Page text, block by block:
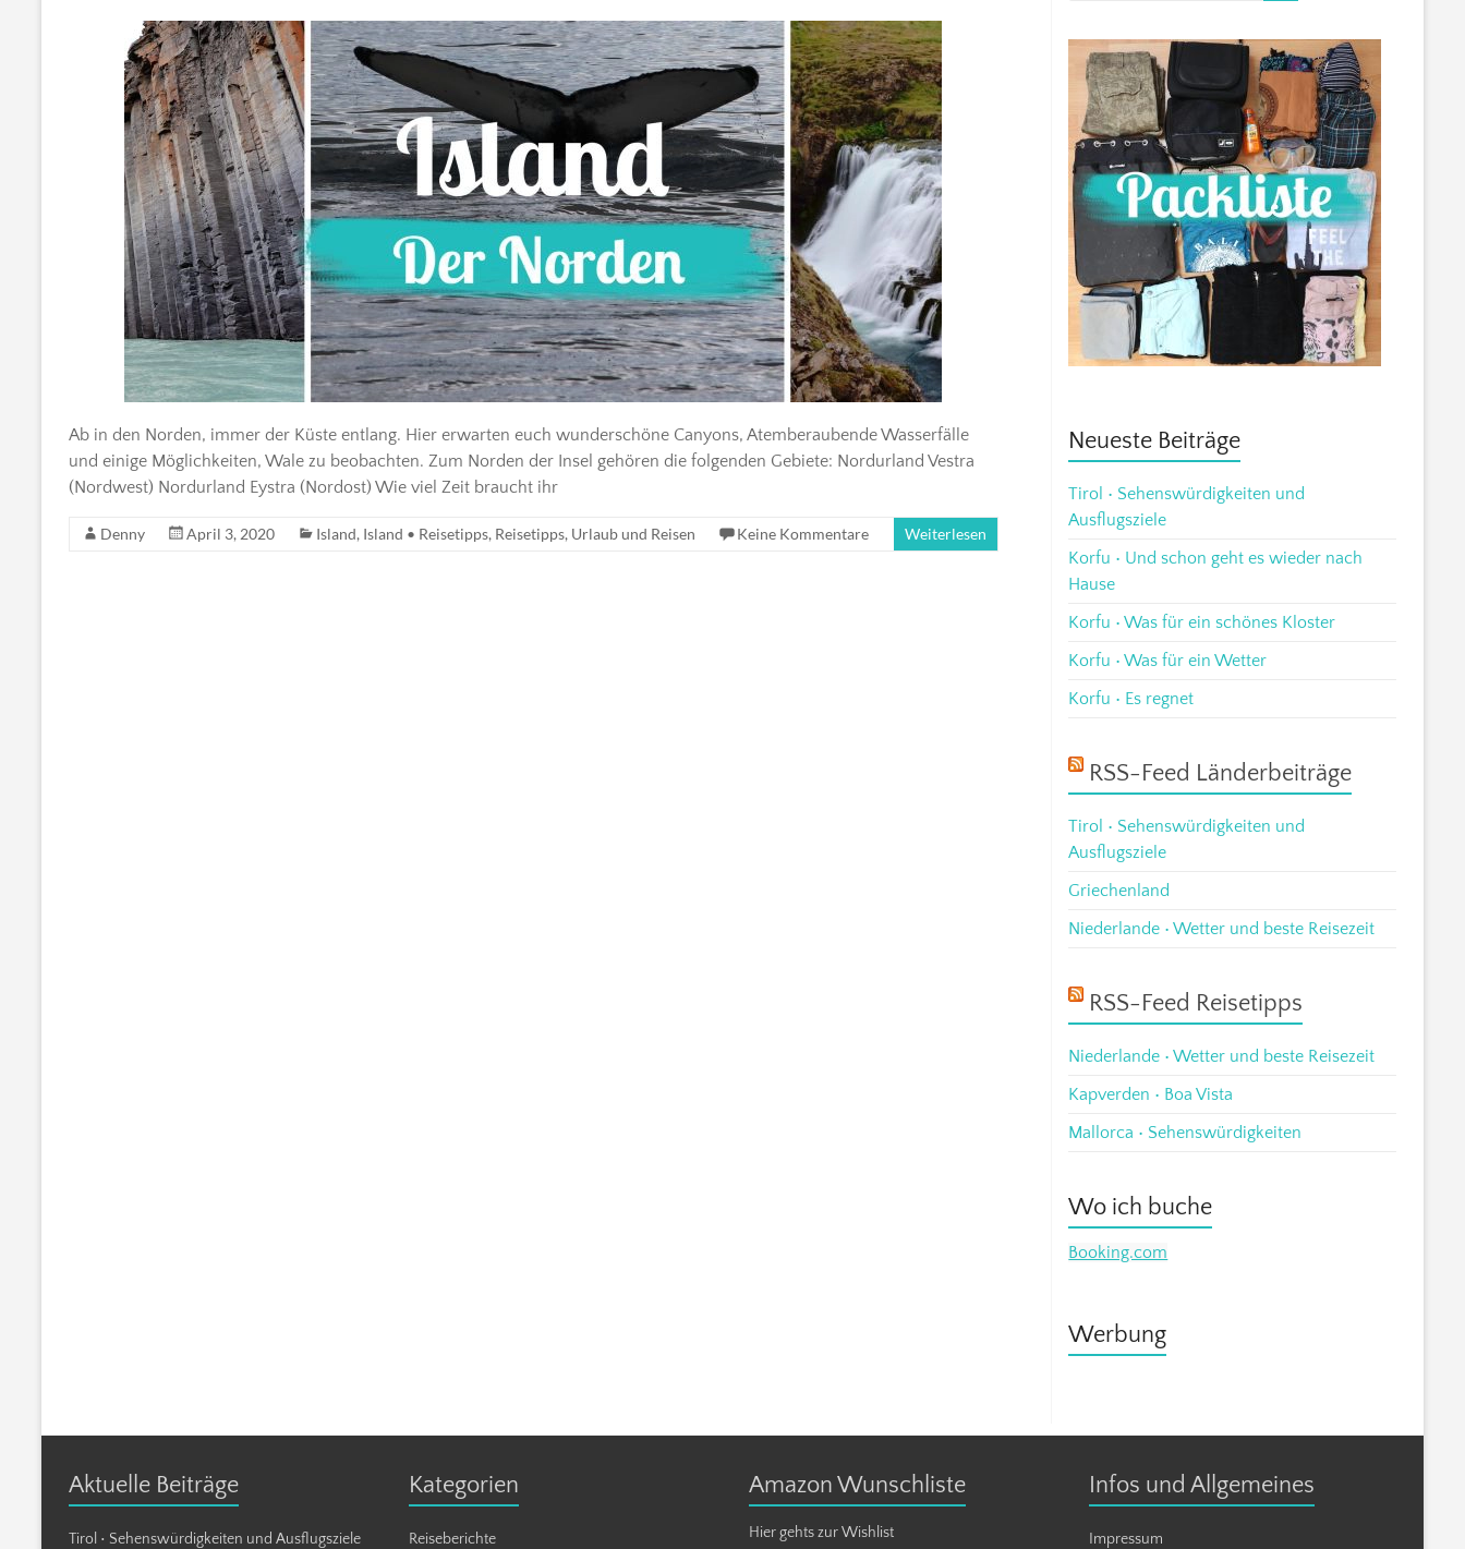
Ab in den Norden, immer der Küste entlang. Hier erwarten euch wunderschöne Canyons, Atemberaubende Wasserfälle
und einige Möglichkeiten, Wale zu beobachten. Zum Norden der Insel gehören die folgenden Gebiete: Nordurland Vestra
(Nordwest) Nordurland Eystra (Nordost) Wie viel Zeit braucht ihr
Denny April 3, 2020 Island, Island • Reisetipps, Reisetipps, Urlaub und Reisen Keine Kommentare Weiterlesen
Neueste Beiträge
Tirol • Sehenswürdigkeiten und
Ausflugsziele
Korfu • Und schon geht es wieder nach
Hause
Korfu • Was für ein schönes Kloster
Korfu • Was für ein Wetter
Korfu • Es regnet
RSS-Feed Länderbeiträge
Tirol • Sehenswürdigkeiten und
Ausflugsziele
Griechenland
Niederlande • Wetter und beste Reisezeit
RSS-Feed Reisetipps
Niederlande • Wetter und beste Reisezeit
Kapverden • Boa Vista
Mallorca • Sehenswürdigkeiten
Wo ich buche
Booking.com
Werbung
Aktuelle Beiträge
Tirol • Sehenswürdigkeiten und Ausflugsziele
Kategorien
Reiseberichte
Amazon Wunschliste
Hier gehts zur Wishlist
Infos und Allgemeines
Impressum